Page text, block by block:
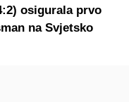
osigurala prvo
na Svjetsko